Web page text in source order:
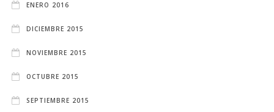
ENERO 2016
DICIEMBRE 2015
NOVIEMBRE 2015
OCTUBRE 2015
SEPTIEMBRE 2015